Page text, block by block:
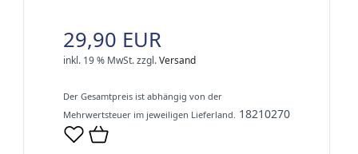
29,90 EUR
inkl. 19 % MwSt.zzgl.Versand
Der Gesamtpreis ist abhängig von der
Mehrwertsteuer im jeweiligen Lieferland. 18210270